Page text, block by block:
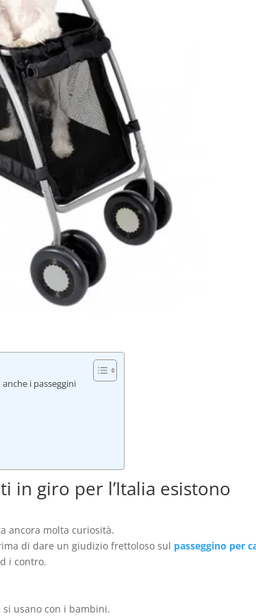
i passeggini
in giro per l’Italia esistono
ancora molta curiosità.
di dare un giudizio frettoloso sul passeggino per
i contro.
usano con i bambini.